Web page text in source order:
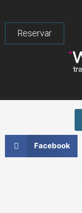
Facebook